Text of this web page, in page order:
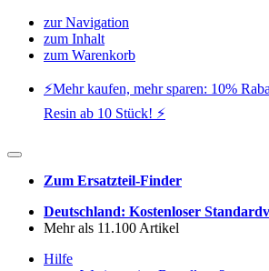
zur Navigation
zum Inhalt
zum Warenkorb
⚡️Mehr kaufen, mehr sparen: 10%
Resin ab 10 Stück! ⚡️
Zum Ersatzteil-Finder
Deutschland: Kostenloser
Mehr als 11.100 Artikel
Hilfe